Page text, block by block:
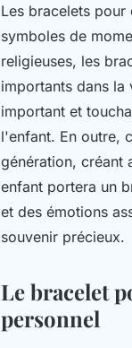
Les bracelets
symboles de
religieuses, les
importants dans
important et
l'enfant. En outre,
génération, créant
enfant portera un
et des émotions
souvenir précieux.
Le bracelet
personnel